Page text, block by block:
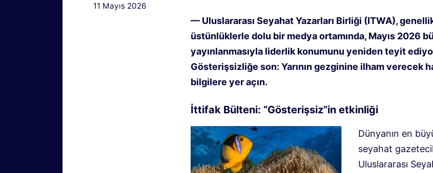
11 Mayıs 2026
— Uluslararası Seyahat Yazarları Birliği (ITWA),
üstünlüklerle dolu bir medya ortamında, Mayıs 2026
yayınlanmasıyla liderlik konumunu yeniden teyit
Gösterişsizliğe son: Yarının gezginine ilham verecek
bilgilere yer açın.
İttifak Bülteni: “Gösterişsiz”in etkinliği
Dünyanın en
seyahat
Uluslararası